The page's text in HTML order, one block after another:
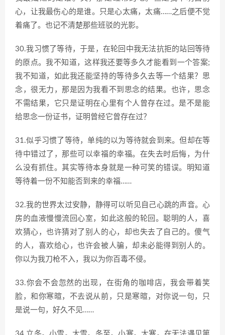
心，让我最伤心的是谁。只是心太痛，太痛……之后便不觉
着痛了。也记不清楚那些班驳的光影。
30.我习惯了等待，于是，在轮回中我无法抗拒的站回等待
的原点。我不知道，这样我还要等多久才能看到一个答案;
我不知道，如此我还能坚持的等待多久去等一个结果？思
念，很无力，那是因为我看不到思念的结果。也许，思念
不需结果，它只是证明在心里有个人曾存在过。是不是能
给思念一份证书，证明曾经它曾存在过？
31.似乎习惯了等待，单纯的以为等待就会到来。但却在等
待中错过了，那些可以幸福的幸福。在失去时后悔，为什
么没有抓住。其实等待本身就是一种可笑的错误。明知道
等待着一份不知能否到来的幸福……
32.我的世界太过安静，静得可以听见自己心跳的声音。心
房的血液慢慢流回心室，如此这般的轮回。聪明的人，喜
欢猜心，也许猜对了别人的心，却也失去了自己的。傻气
的人，喜欢给心，也许会被人骗，却未必能得到别人的。
你以为我刀枪不入，我以为你百毒不侵。
33.你会不会忽然的出现，在街角的咖啡店，我会带着笑
脸，和你寒暄，不去说从前，只是寒暄，对你说一句，只
是说一句，好久不见……